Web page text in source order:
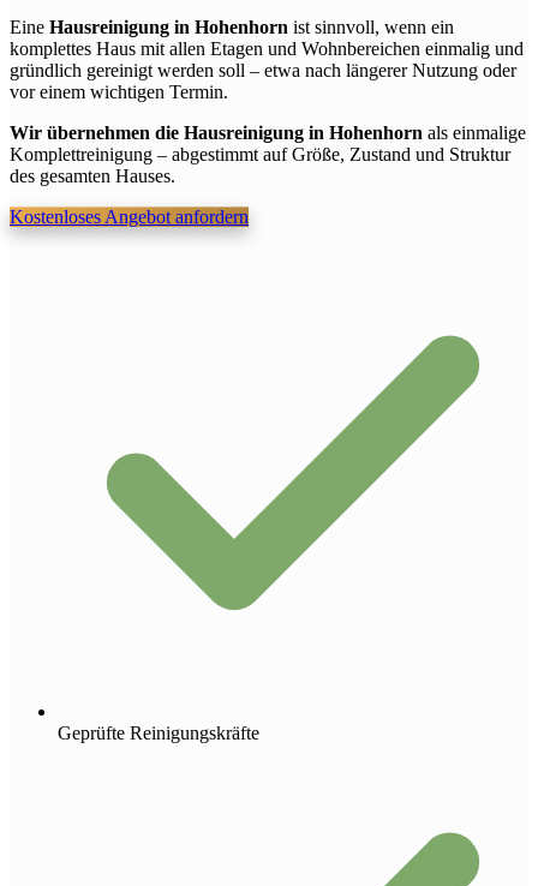
Eine Hausreinigung in Hohenhorn ist sinnvoll, wenn ein
komplettes Haus mit allen Etagen und Wohnbereichen einmalig und
gründlich gereinigt werden soll – etwa nach längerer Nutzung oder
vor einem wichtigen Termin.
Wir übernehmen die Hausreinigung in Hohenhorn als einmalige
Komplettreinigung – abgestimmt auf Größe, Zustand und Struktur
des gesamten Hauses.
Kostenloses Angebot anfordern
Geprüfte Reinigungskräfte